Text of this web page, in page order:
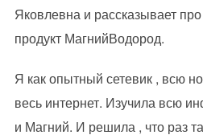
Яковлевна и рассказывает
продукт МагнийВодород.
Я как опытный сетевик , всю
весь интернет. Изучила всю
и Магний. И решила , что раз